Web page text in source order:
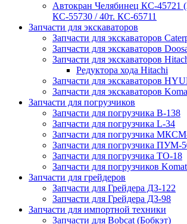
Автокран Челябинец КС-45721
КС-55730 / 40т. КС-65711
Запчасти для экскаваторов
Запчасти для экскаваторов
Запчасти для экскаваторов
Запчасти для экскаваторов
Редуктора хода Hitachi
Запчасти для экскаваторов
Запчасти для экскаваторов
Запчасти для погрузчиков
Запчасти для погрузчика B-138
Запчасти для погрузчика L-34
Запчасти для погрузчика
Запчасти для погрузчика ПУМ-
Запчасти для погрузчика ТО-18
Запчасти для погрузчиков
Запчасти для грейдеров
Запчасти для Грейдера ДЗ-122
Запчасти для Грейдера ДЗ-98
Запчасти для импортной техники
Запчасти для Bobcat (Бобкэт)